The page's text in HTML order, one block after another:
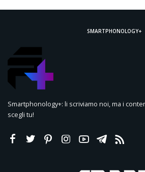
SMARTPHONOLOGY+
Smartphonology+: li scriviamo noi, ma i
scegli tu!